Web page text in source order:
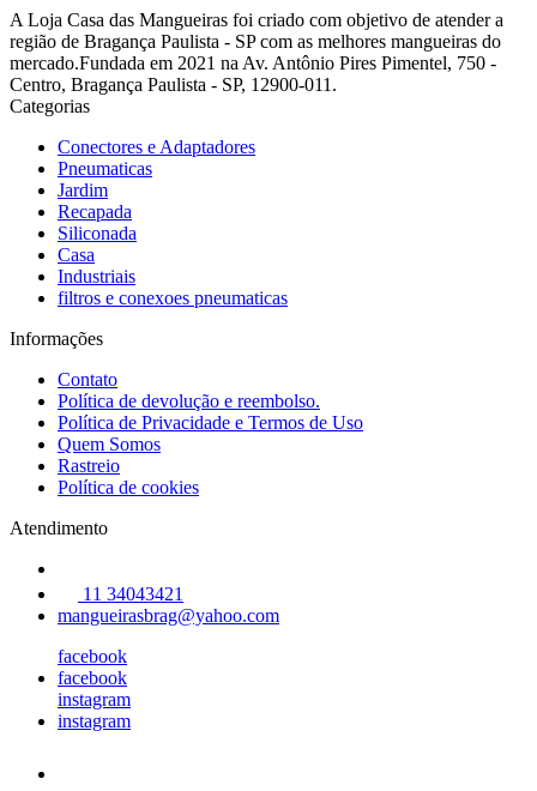
A Loja Casa das Mangueiras foi criado com objetivo de atender a
região de Bragança Paulista - SP com as melhores mangueiras do
mercado.Fundada em 2021 na Av. Antônio Pires Pimentel, 750 -
Centro, Bragança Paulista - SP, 12900-011.
Categorias
Conectores e Adaptadores
Pneumaticas
Jardim
Recapada
Siliconada
Casa
Industriais
filtros e conexoes pneumaticas
Informações
Contato
Política de devolução e reembolso.
Política de Privacidade e Termos de Uso
Quem Somos
Rastreio
Política de cookies
Atendimento
11 34043421
mangueirasbrag@yahoo.com
facebook
facebook
instagram
instagram